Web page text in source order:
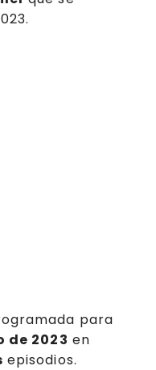
para
de 2023 en
episodios.